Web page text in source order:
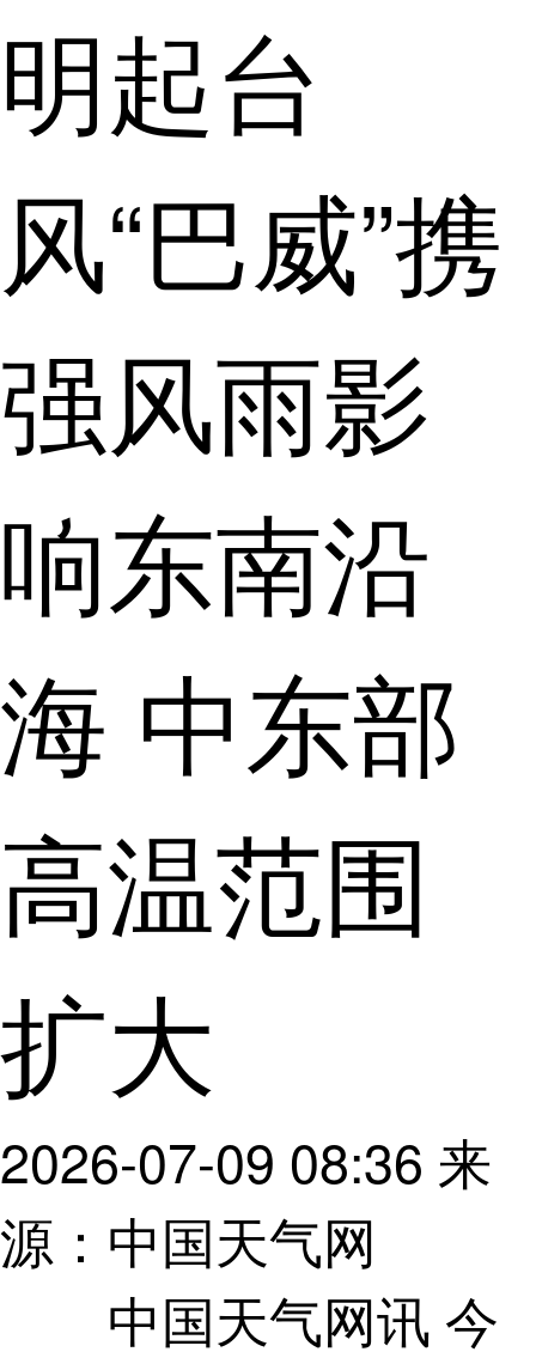
明起台
风“巴威”携
强风雨影
响东南沿
海 中东部
高温范围
扩大
2026-07-09 08:36 来
源：中国天气网
中国天气网讯 今